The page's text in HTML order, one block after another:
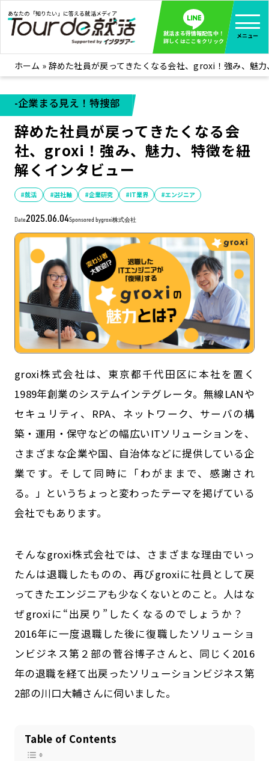
あなたの「知りたい」に答える就活メディア
就活まる得情報配信中！
詳しくはここをクリック
メニュー
就活ノウハウ 全て見る
企業まる見え！特捜部
みんなが知らない企業の裏側を徹底調査！
インタツアー活動レポ 全て見る
インタツアーを使ってどうだった？OBOG成功談
社会人インタビュー
社会人になった今、就活を振り返ってみた
学生就活ブログ
学生ライターが教える、今就活でやるべきこと
企業・業界研究はインタツアー
記事一覧
インタツアー活用法
LINE登録
サイトマップ
運営会社
お問い合わせ
プライバシーポリシー
公式SNSはこちら
ホーム » 辞めた社員が戻ってきたくなる会社、groxi！強み、魅
-企業まる見え！特捜部
辞めた社員が戻ってきたくなる会
社、groxi！強み、魅力、特徴を紐
解くインタビュー
#就活 #選社軸 #企業研究 #IT業界 #エンジニア
Date2025.06.04Sponsored bygroxi株式会社
groxi株式会社は、東京都千代田区に本社を置く
1989年創業のシステムインテグレータ。無線LANや
セキュリティ、RPA、ネットワーク、サーバの構
築・運用・保守などの幅広いITソリューションを、
さまざまな企業や国、自治体などに提供している企
業です。そして同時に「わがままで、感謝され
る。」というちょっと変わったテーマを掲げている
会社でもあります。
そんなgroxi株式会社では、さまざまな理由でいっ
たんは退職したものの、再びgroxiに社員として戻
ってきたエンジニアも少なくないとのこと。人はな
ぜgroxiに“出戻り”したくなるのでしょうか？
2016年に一度退職した後に復職したソリューショ
ンビジネス第２部の菅谷博子さんと、同じく2016
年の退職を経て出戻ったソリューションビジネス第
2部の川口大輔さんに伺いました。
Table of Contents